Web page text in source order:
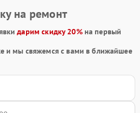
на ремонт
дарим скидку 20%на первый
и мы свяжемся с вами в ближайшее